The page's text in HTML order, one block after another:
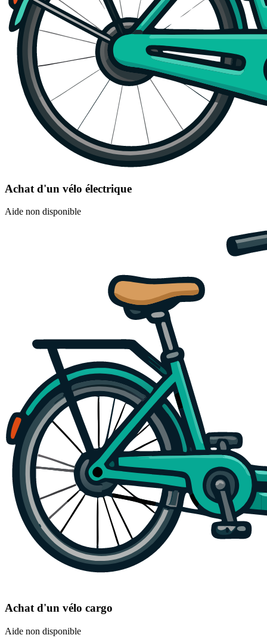
Achat d'un vélo électrique
Aide non disponible
Achat d'un vélo cargo
Aide non disponible